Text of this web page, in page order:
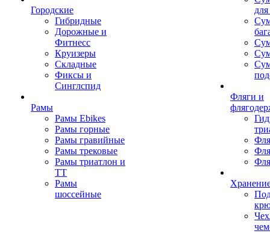
Городские
Гибридные
Дорожные и
Фитнесс
Круизеры
Складные
Фиксы и
Синглспид
Рамы
Рамы Ebikes
Рамы горные
Рамы гравийные
Рамы трековые
Рамы триатлон и
ТТ
Рамы
шоссейные
Фляги и